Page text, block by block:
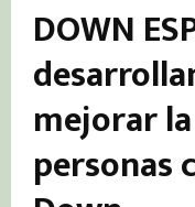
DOWN
mejorar
personas